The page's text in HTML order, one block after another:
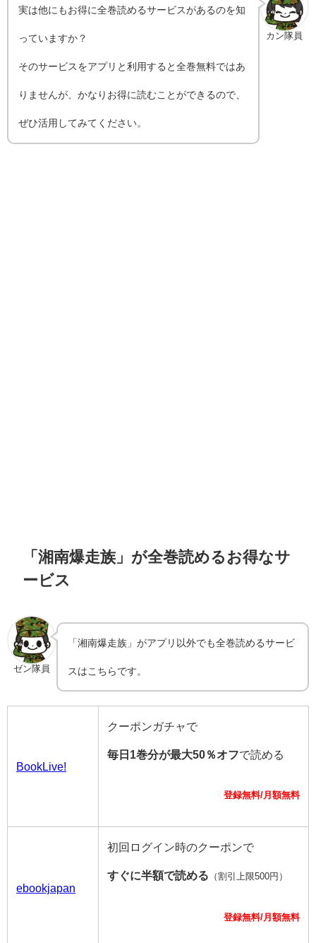
カン隊員
実は他にもお得に全巻読めるサービスがあるのを知
っていますか？
そのサービスをアプリと利用すると全巻無料ではあ
りませんが、かなりお得に読むことができるので、
ぜひ活用してみてください。
「湘南爆走族」が全巻読めるお得なサ
ービス
ゼン隊員
「湘南爆走族」がアプリ以外でも全巻読めるサービ
スはこちらです。
BookLive!
クーポンガチャで
毎日1巻分が最大50％オフで読める
登録無料/月額無料
ebookjapan
初回ログイン時のクーポンで
すぐに半額で読める （割引上限500円）
登録無料/月額無料